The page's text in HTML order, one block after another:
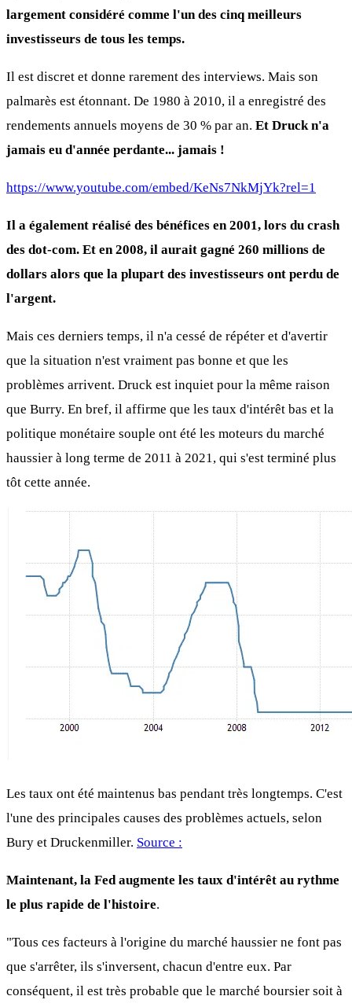
largement considéré comme l'un des cinq meilleurs
investisseurs de tous les temps.
Il est discret et donne rarement des interviews. Mais son
palmarès est étonnant. De 1980 à 2010, il a enregistré des
rendements annuels moyens de 30 % par an. Et Druck n'a
jamais eu d'année perdante... jamais !
https://www.youtube.com/embed/KeNs7NkMjYk?rel=1
Il a également réalisé des bénéfices en 2001, lors du crash
des dot-com. Et en 2008, il aurait gagné 260 millions de
dollars alors que la plupart des investisseurs ont perdu de
l'argent.
Mais ces derniers temps, il n'a cessé de répéter et d'avertir
que la situation n'est vraiment pas bonne et que les
problèmes arrivent. Druck est inquiet pour la même raison
que Burry. En bref, il affirme que les taux d'intérêt bas et la
politique monétaire souple ont été les moteurs du marché
haussier à long terme de 2011 à 2021, qui s'est terminé plus
tôt cette année.
Les taux ont été maintenus bas pendant très longtemps. C'est
l'une des principales causes des problèmes actuels, selon
Bury et Druckenmiller. Source :
Maintenant, la Fed augmente les taux d'intérêt au rythme
le plus rapide de l'histoire.
"Tous ces facteurs à l'origine du marché haussier ne font pas
que s'arrêter, ils s'inversent, chacun d'entre eux. Par
conséquent, il est très probable que le marché boursier soit à